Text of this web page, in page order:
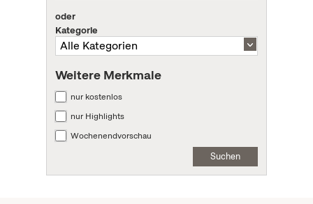
oder
Kategorie
Weitere Merkmale
nur kostenlos
nur Highlights
Wochenendvorschau
Suchen